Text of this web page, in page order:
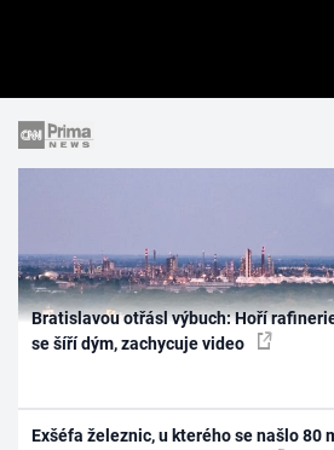
Bratislavou otřásl výbuch: Hoří
se šíří dým, zachycuje video
Exšéfa železnic, u kterého se našlo 80